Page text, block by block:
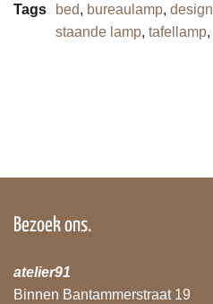
Tags bed, bureaulamp, design
staande lamp, tafellamp,
Bezoek ons.
atelier91
Binnen Bantammerstraat 19